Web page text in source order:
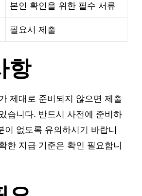
본인 확인을 위한 필수 서류
필요시 제출
항
제대로 준비되지 않으면 제출
습니다. 반드시 사전에 준비하
이 없도록 유의하시기 바랍니
한 지급 기준은 확인 필요합니